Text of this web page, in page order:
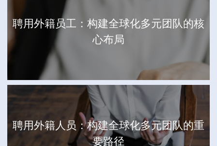
聘用外籍员工：构建全球化多元团队的核
心布局
聘用外籍人员：构建全球化多元团队的重
要路径